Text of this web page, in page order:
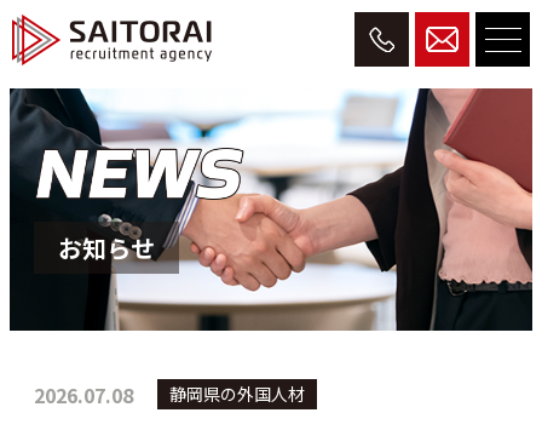
お知らせ
2026.07.08 静岡県の外国人材